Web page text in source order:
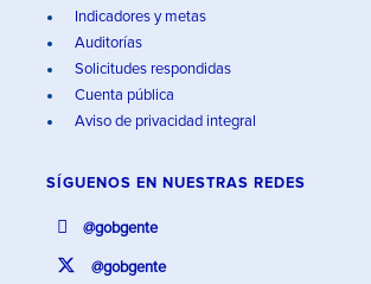
Indicadores y metas
Auditorías
Solicitudes respondidas
Cuenta pública
Aviso de privacidad integral
SÍGUENOS EN NUESTRAS REDES
@gobgente
@gobgente